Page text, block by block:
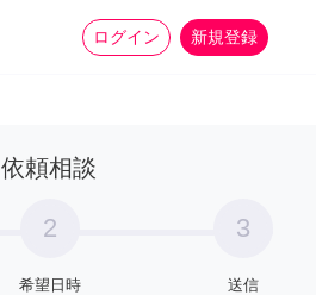
ログイン 新規登録
家事 more_horiz
依頼相談
2
希望日時
3
送信